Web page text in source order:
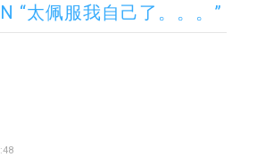
“太佩服我自己了。。。”